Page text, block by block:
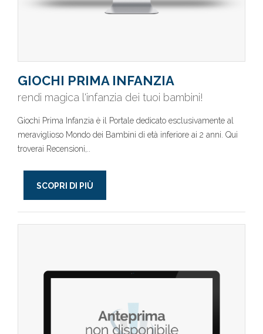
GIOCHI PRIMA INFANZIA
rendi magica l'infanzia dei tuoi bambini!
Giochi Prima Infanzia è il Portale dedicato esclusivamente al
meraviglioso Mondo dei Bambini di età inferiore ai 2 anni. Qui
troverai Recensioni,..
SCOPRI DI PIÙ